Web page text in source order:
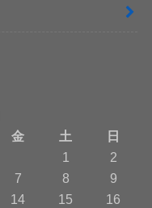
金 土
日
1
2
7 8
9
14 15 16